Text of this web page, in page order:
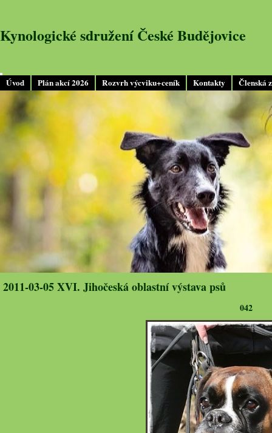
Úvod Plán akcí 2026 Rozvrh výcviku+ceník Kontakty Členská
Kynologické sdružení České Budějovice
2011-03-05 XVI. Jihočeská oblastní výstava psů
042